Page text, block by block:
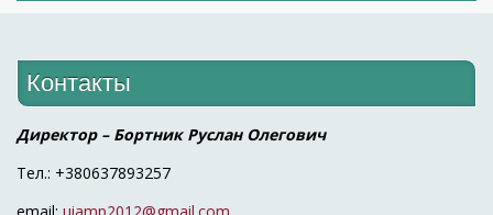
Контакты
Директор – Бортник Руслан Олегович
Тел.: +380637893257
email: uiamp2012@gmail.com